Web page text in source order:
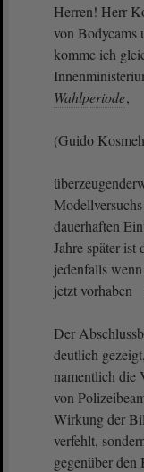
Herren! Herr
von Bodycams
komme ich
Wahlperiode,
(Guido
dauerhaften
Jahre später ist
jedenfalls
jetzt vorhaben
Der
deutlich
namentlich die
von
Wirkung der
verfehlt,
gegenüber